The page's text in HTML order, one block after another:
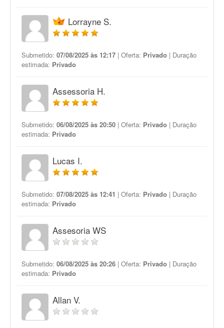
Lorrayne S.
Submetido: 07/08/2025 às 12:17 | Oferta: Privado | Duração
estimada: Privado
Assessoria H.
Submetido: 06/08/2025 às 20:50 | Oferta: Privado | Duração
estimada: Privado
Lucas I.
Submetido: 07/08/2025 às 12:41 | Oferta: Privado | Duração
estimada: Privado
Assesoria WS
Submetido: 06/08/2025 às 20:26 | Oferta: Privado | Duração
estimada: Privado
Allan V.